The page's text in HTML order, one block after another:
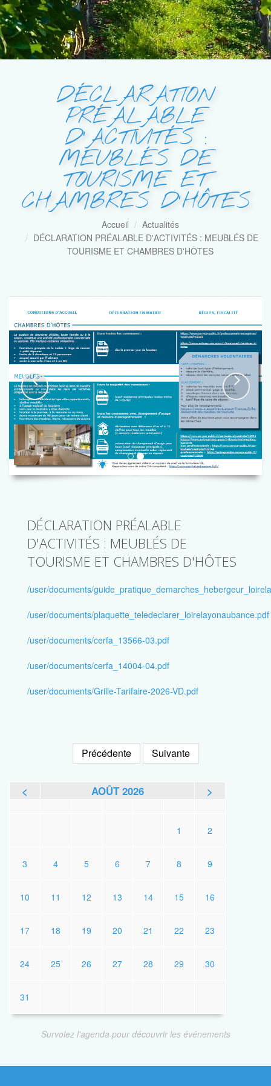
DÉCLARATION
PRÉALABLE
D'ACTIVITÉS :
MEUBLÉS DE
TOURISME ET
CHAMBRES D'HÔTES
Accueil
Actualités
DÉCLARATION PRÉALABLE D'ACTIVITÉS : MEUBLÉS DE
TOURISME ET CHAMBRES D'HÔTES
DÉCLARATION PRÉALABLE
D'ACTIVITÉS : MEUBLÉS DE
TOURISME ET CHAMBRES D'HÔTES
/user/documents/
/user/documents/plaquette_teledeclarer_loirelayonaubance.pdf
/user/documents/cerfa_13566-03.pdf
/user/documents/cerfa_14004-04.pdf
/user/documents/Grille-Tarifaire-2026-VD.pdf
Précédente Suivante
< AOÛT 2026 >
1
2
3 4 5 6 7 8 9
10 11 12 13 14 15 16
17 18 19 20 21 22 23
24 25 26 27 28 29 30
31
Survolez l'agenda pour découvrir les événements